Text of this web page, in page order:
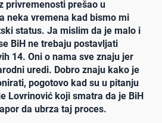
privremenosti prešao u
neka vremena kad bismo mi
status. Ja mislim da je malo i
BiH ne trebaju postavljati
14. Oni o nama sve znaju jer
uredi. Dobro znaju kako je
pogotovo kad su u pitanju
Lovrinović koji smatra da je BiH
da ubrza taj proces.